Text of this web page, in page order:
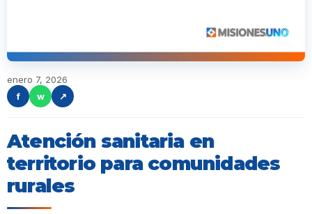
enero 7, 2026
f
w ↗
Atención sanitaria en
territorio para comunidades
rurales